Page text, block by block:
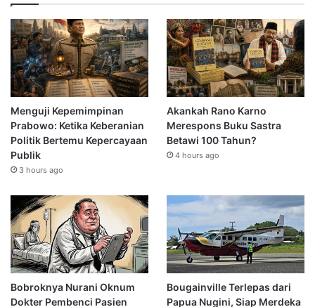
Menguji Kepemimpinan
Prabowo: Ketika Keberanian
Politik Bertemu Kepercayaan
Publik
3 hours ago
Akankah Rano Karno
Merespons Buku Sastra
Betawi 100 Tahun?
4 hours ago
Bobroknya Nurani Oknum
Dokter Pembenci Pasien
Bougainville Terlepas dari
Papua Nugini, Siap Merdeka